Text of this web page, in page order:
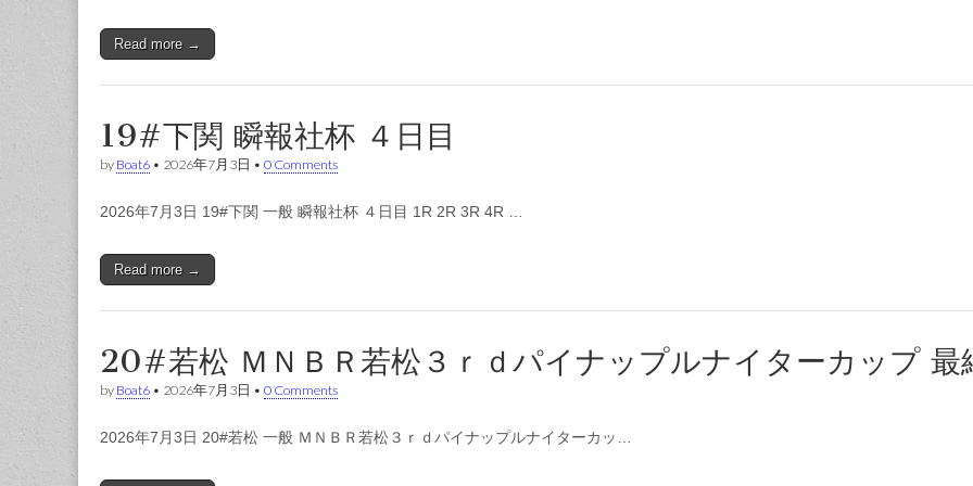
Read more →
19#下関 瞬報社杯 ４日目
by Boat6 • 2026年7月3日 • 0 Comments
2026年7月3日 19#下関 一般 瞬報社杯 ４日目 1R 2R 3R 4R …
Read more →
20#若松 ＭＮＢＲ若松３ｒｄパイナップルナイターカップ 最
by Boat6 • 2026年7月3日 • 0 Comments
2026年7月3日 20#若松 一般 ＭＮＢＲ若松３ｒｄパイナップルナイターカッ…